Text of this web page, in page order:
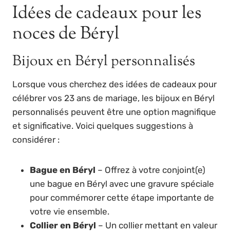
Idées de cadeaux pour les
noces de Béryl
Bijoux en Béryl personnalisés
Lorsque vous cherchez des idées de cadeaux pour
célébrer vos 23 ans de mariage, les bijoux en Béryl
personnalisés peuvent être une option magnifique
et significative. Voici quelques suggestions à
considérer :
Bague en Béryl – Offrez à votre conjoint(e)
une bague en Béryl avec une gravure spéciale
pour commémorer cette étape importante de
votre vie ensemble.
Collier en Béryl – Un collier mettant en valeur